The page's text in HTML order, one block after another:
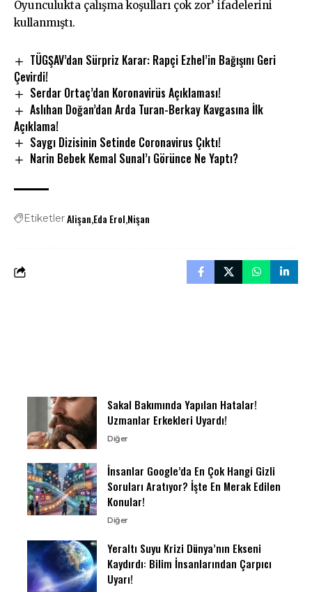
Oyunculukta çalışma koşulları çok zor’ ifadelerini
kullanmıştı.
TÜGŞAV’dan Sürpriz Karar: Rapçi Ezhel’in Bağışını Geri
Çevirdi!
Serdar Ortaç’dan Koronavirüs Açıklaması!
Aslıhan Doğan’dan Arda Turan-Berkay Kavgasına İlk
Açıklama!
Saygı Dizisinin Setinde Coronavirus Çıktı!
Narin Bebek Kemal Sunal’ı Görünce Ne Yaptı?
EtiketlerAlişan Eda Erol Nişan
Sakal Bakımında Yapılan Hatalar!
Uzmanlar Erkekleri Uyardı!
Diğer
İnsanlar Google’da En Çok Hangi Gizli
Soruları Aratıyor? İşte En Merak Edilen
Konular!
Diğer
Yeraltı Suyu Krizi Dünya’nın Ekseni
Kaydırdı: Bilim İnsanlarından Çarpıcı
Uyarı!